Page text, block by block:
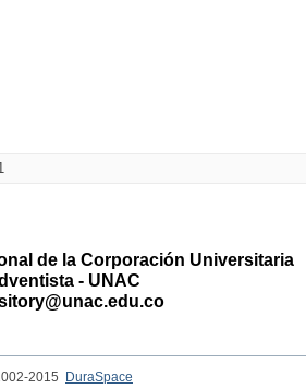
de la Corporación Universitaria
- UNAC
2015
DuraSpace